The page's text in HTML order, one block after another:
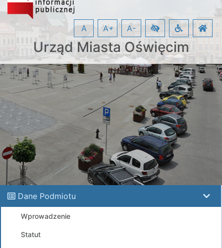
Urząd Miasta Oświęcim
A A+ A-
Dane Podmiotu
Wprowadzenie
Statut